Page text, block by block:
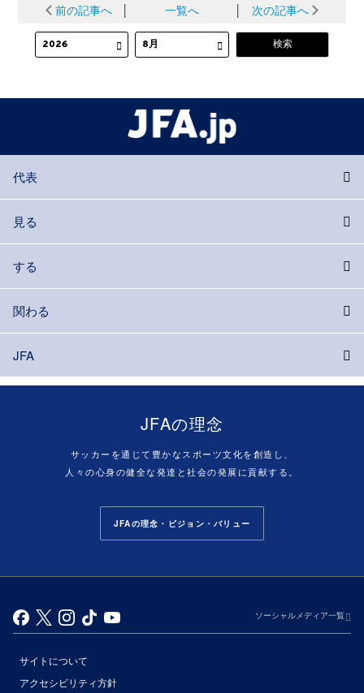
前の記事へ │ 一覧へ │ 次の記事へ
代表
見る
する
関わる
JFA
JFAの理念
サッカーを通じて豊かなスポーツ文化を創造し、
人々の心身の健全な発達と社会の発展に貢献する。
JFAの理念・ビジョン・バリュー
ソーシャルメディア一覧
サイトについて
アクセシビリティ方針